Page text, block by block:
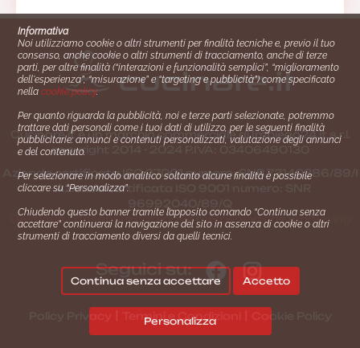
Cucinare.it è un marchio commerciale di Impiego24.it s.r.l.
copyright 2014 - 2024 P.IVA: 03406490130
Azienda certiﬁcata ISO 27001 numero: SNR 73140386/89/I
- Azienda certiﬁcata ISO 9001 numero: SNR
Gestione consensi e categorie merceologiche marketing
Seguici su:
Termini e Condizioni
Informativa
Noi utilizziamo cookie o altri strumenti per finalità tecniche e, previo il tuo
consenso, anche cookie o altri strumenti di tracciamento, anche di terze
parti, per altre finalità (“interazioni e funzionalità semplici”, “miglioramento
dell'esperienza”, “misurazione” e “targeting e pubblicità”) come specificato
nellacookie policy.
Per quanto riguarda la pubblicità, noi e terze parti selezionate, potremmo
trattare dati personali come i tuoi dati di utilizzo, per le seguenti finalità
pubblicitarie: annunci e contenuti personalizzati, valutazione degli annunci
e del contenuto.
Per selezionare in modo analitico soltanto alcune finalità è possibile
cliccare su “Personalizza”.
Chiudendo questo banner tramite l’apposito comando “Continua senza
accettare” continuerai la navigazione del sito in assenza di cookie o altri
strumenti di tracciamento diversi da quelli tecnici.
Personalizza
Continua senza accettare Accetto